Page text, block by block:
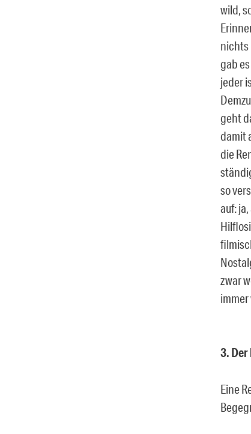
wild,
nichts
gab
jeder
geht
damit
die
so
auf:
zwar
3.
Eine